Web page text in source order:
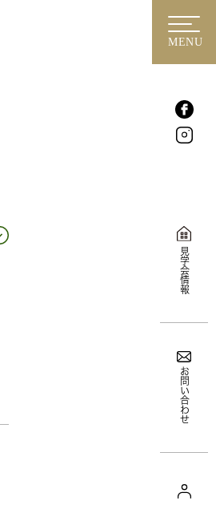
MENU
見学会情報
お問い合わせ